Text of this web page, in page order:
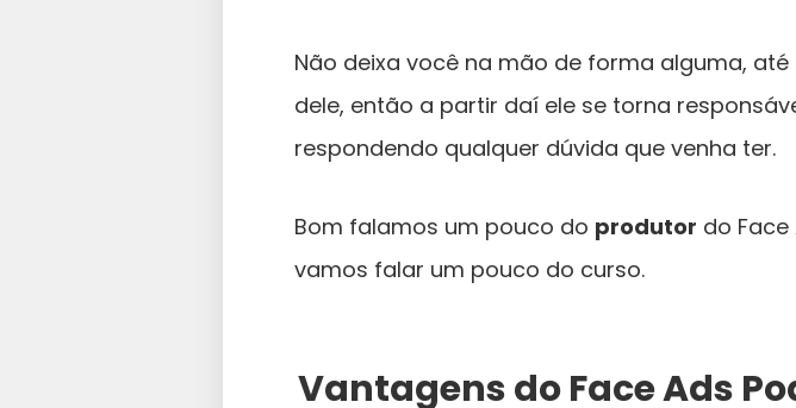
Não deixa você na mão de forma alguma,
dele, então a partir daí ele se torna
respondendo qualquer dúvida que venha ter.
Bom falamos um pouco do produtor do Face
vamos falar um pouco do curso.
Vantagens do Face Ads